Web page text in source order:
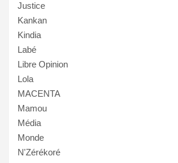
Justice
Kankan
Kindia
Labé
Libre Opinion
Lola
MACENTA
Mamou
Média
Monde
N'Zérékoré